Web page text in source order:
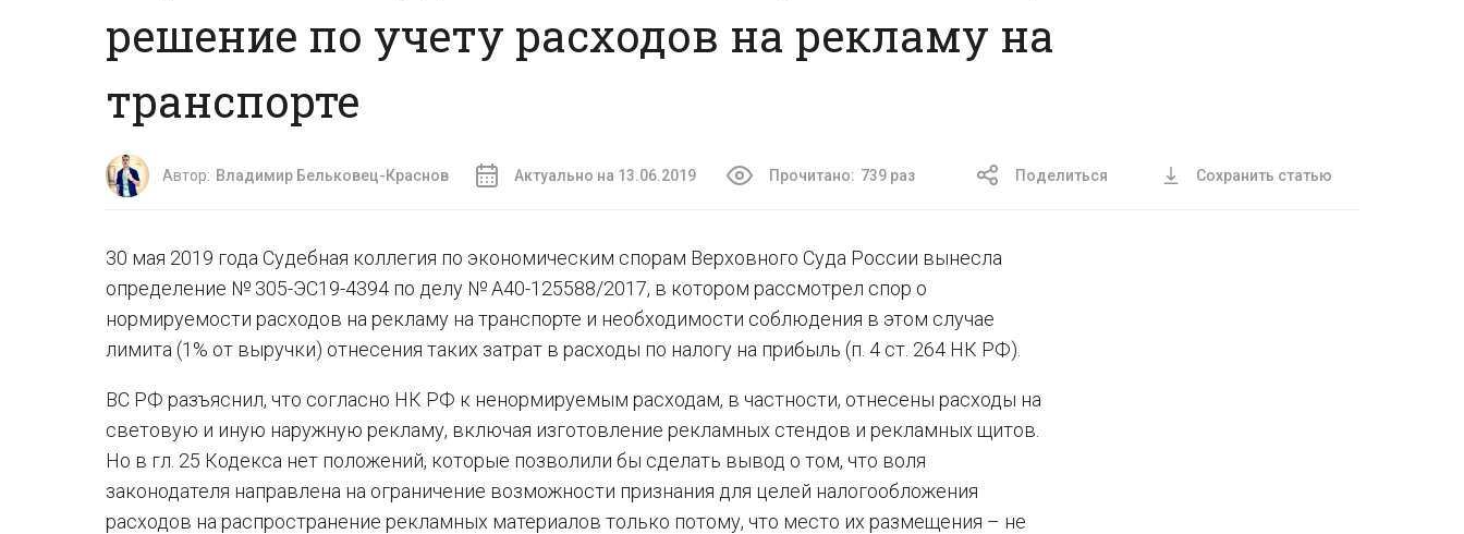
решение по учету расходов на рекламу на
транспорте
Автор: Владимир Бельковец-Краснов Актуально на 13.06.2019 Прочитано: 739 раз Поделиться Сохранить статью
30 мая 2019 года Судебная коллегия по экономическим спорам Верховного Суда России вынесла
определение № 305-ЭС19-4394 по делу № А40-125588/2017, в котором рассмотрел спор о
нормируемости расходов на рекламу на транспорте и необходимости соблюдения в этом случае
лимита (1% от выручки) отнесения таких затрат в расходы по налогу на прибыль (п. 4 ст. 264 НК РФ).
ВС РФ разъяснил, что согласно НК РФ к ненормируемым расходам, в частности, отнесены расходы на
световую и иную наружную рекламу, включая изготовление рекламных стендов и рекламных щитов.
Но в гл. 25 Кодекса нет положений, которые позволили бы сделать вывод о том, что воля
законодателя направлена на ограничение возможности признания для целей налогообложения
расходов на распространение рекламных материалов только потому, что место их размещения – не